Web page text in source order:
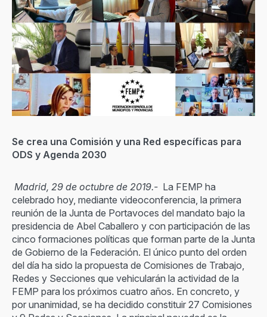
Se crea una Comisión y una Red específicas para
ODS y Agenda 2030
Madrid, 29 de octubre de 2019.- La FEMP ha
celebrado hoy, mediante videoconferencia, la primera
reunión de la Junta de Portavoces del mandato bajo la
presidencia de Abel Caballero y con participación de las
cinco formaciones políticas que forman parte de la Junta
de Gobierno de la Federación. El único punto del orden
del día ha sido la propuesta de Comisiones de Trabajo,
Redes y Secciones que vehicularán la actividad de la
FEMP para los próximos cuatro años. En concreto, y
por unanimidad, se ha decidido constituir 27 Comisiones